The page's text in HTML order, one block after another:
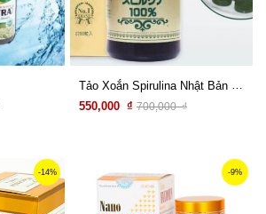
550,000 ₫ 700,000 ₫
-14% -9%